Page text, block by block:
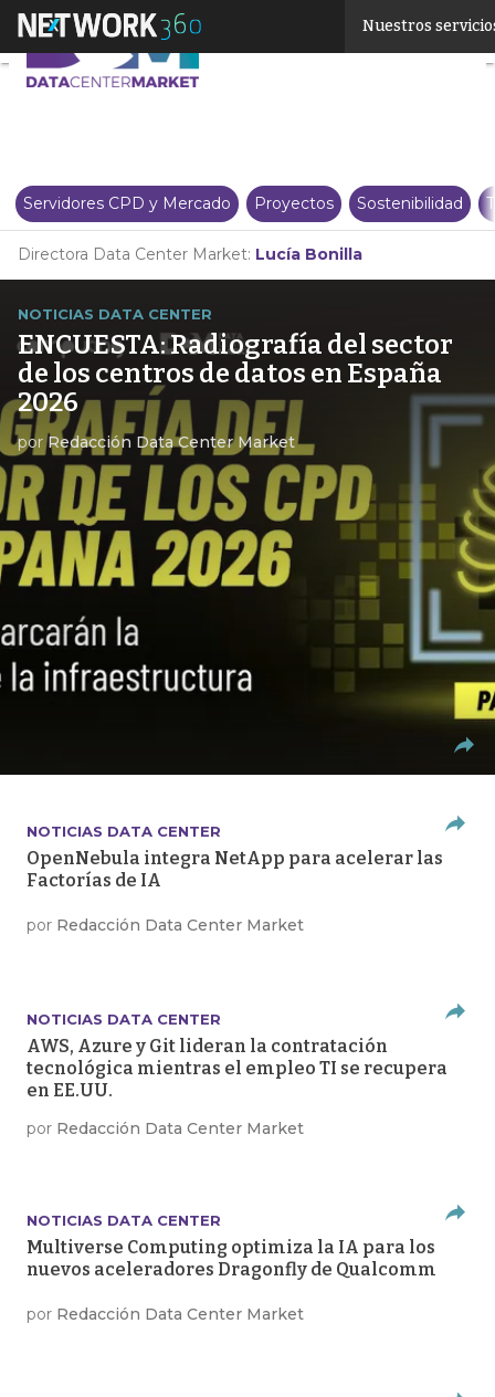
Nuestros
Servidores CPD y Mercado Proyectos Sostenibilidad
Directora Data Center Market: Lucía Bonilla
NOTICIAS DATA CENTER
ENCUESTA: Radiografía del sector
de los centros de datos en España
2026
porRedacción Data Center Market
NOTICIAS DATA CENTER
OpenNebula integra NetApp para acelerar las
Factorías de IA
por Redacción Data Center Market
NOTICIAS DATA CENTER
AWS, Azure y Git lideran la contratación
tecnológica mientras el empleo TI se recupera
en EE.UU.
por Redacción Data Center Market
NOTICIAS DATA CENTER
Multiverse Computing optimiza la IA para los
nuevos aceleradores Dragonfly de Qualcomm
por Redacción Data Center Market